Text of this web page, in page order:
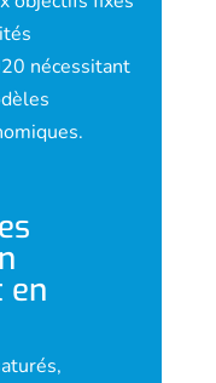
nécessitant
en